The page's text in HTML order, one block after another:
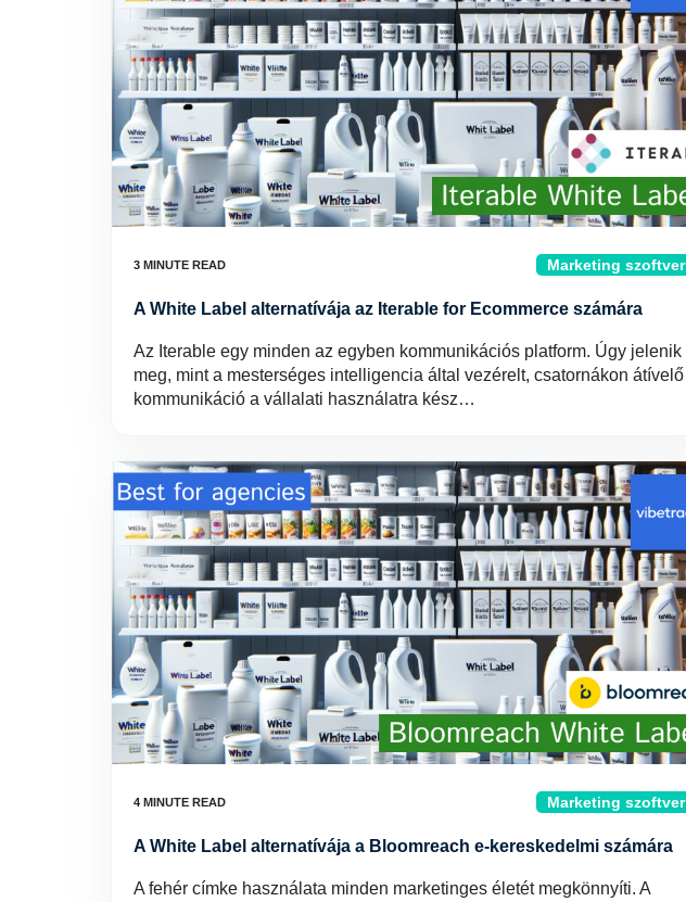
Marketing szoftver
A White Label alternatívája az Iterable for Ecommerce számára
Az Iterable egy minden az egyben kommunikációs platform. Úgy jelenik
meg, mint a mesterséges intelligencia által vezérelt, csatornákon átívelő
kommunikáció a vállalati használatra kész…
Marketing szoftver
A White Label alternatívája a Bloomreach e-kereskedelmi számára
A fehér címke használata minden marketinges életét megkönnyíti. A